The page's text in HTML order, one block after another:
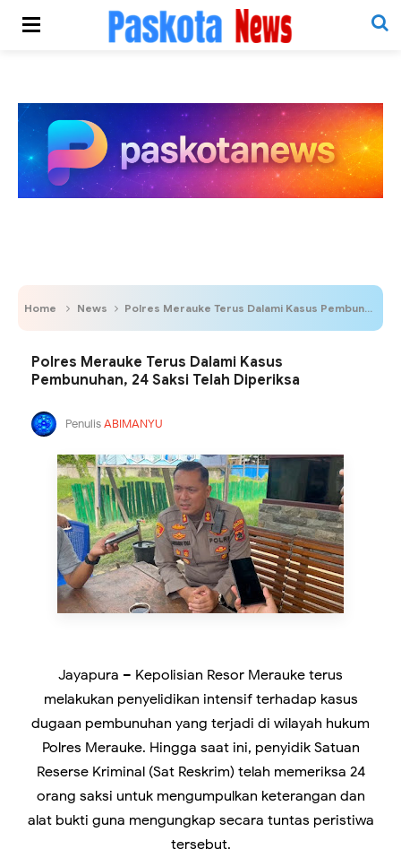
Home News Polres Merauke Terus Dalami Kasus Pembunuhan, 24 Saksi Telah Diperiksa
Polres Merauke Terus Dalami Kasus
Pembunuhan, 24 Saksi Telah Diperiksa
PenulisABIMANYU
Jayapura – Kepolisian Resor Merauke terus
melakukan penyelidikan intensif terhadap kasus
dugaan pembunuhan yang terjadi di wilayah hukum
Polres Merauke. Hingga saat ini, penyidik Satuan
Reserse Kriminal (Sat Reskrim) telah memeriksa 24
orang saksi untuk mengumpulkan keterangan dan
alat bukti guna mengungkap secara tuntas peristiwa
tersebut.